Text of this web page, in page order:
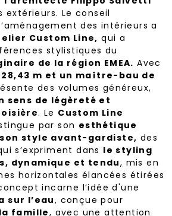
extérieurs. Le conseil
des intérieurs a
Custom Line, qui a
stylistiques du
de la région EMEA. Avec
m et un maître-bau de
des volumes généreux,
sens de légèreté et
. Le Custom Line
par son esthétique
style avant-gardiste, des
s’expriment dans le styling
dynamique et tendu, mis en
horizontales élancées étirées
incarne l’idée d'une
sur l’eau, conçue pour
famille, avec une attention